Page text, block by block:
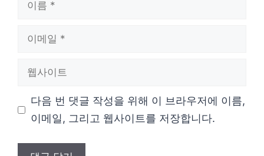
다음 번 댓글 작성을 위해 이 브라우저에 이름,
이메일, 그리고 웹사이트를 저장합니다.